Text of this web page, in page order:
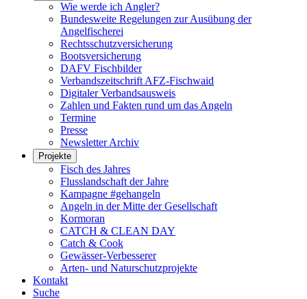
Wie werde ich Angler?
Bundesweite Regelungen zur Ausübung der
Angelfischerei
Rechtsschutzversicherung
Bootsversicherung
DAFV Fischbilder
Verbandszeitschrift AFZ-Fischwaid
Digitaler Verbandsausweis
Zahlen und Fakten rund um das Angeln
Termine
Presse
Newsletter Archiv
Projekte
Fisch des Jahres
Flusslandschaft der Jahre
Kampagne #gehangeln
Angeln in der Mitte der Gesellschaft
Kormoran
CATCH & CLEAN DAY
Catch & Cook
Gewässer-Verbesserer
Arten- und Naturschutzprojekte
Kontakt
Suche